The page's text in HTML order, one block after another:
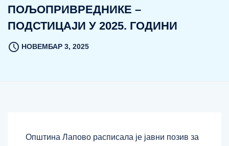
ПОЉОПРИВРЕДНИКЕ –
ПОДСТИЦАЈИ У 2025. ГОДИНИ
НОВЕМБАР 3, 2025
Општина Лапово расписала је јавни позив за